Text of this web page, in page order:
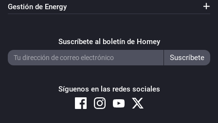
Gestión de Energy
Suscríbete al boletín de Homey
Síguenos en las redes sociales